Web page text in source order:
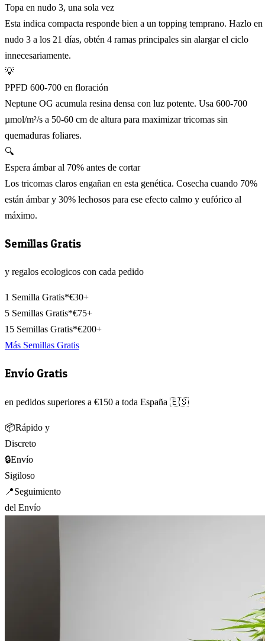
Topa en nudo 3, una sola vez
Esta indica compacta responde bien a un topping temprano. Hazlo en
nudo 3 a los 21 días, obtén 4 ramas principales sin alargar el ciclo
innecesariamente.
💡
PPFD 600-700 en floración
Neptune OG acumula resina densa con luz potente. Usa 600-700
µmol/m²/s a 50-60 cm de altura para maximizar tricomas sin
quemaduras foliares.
🔍
Espera ámbar al 70% antes de cortar
Los tricomas claros engañan en esta genética. Cosecha cuando 70%
están ámbar y 30% lechosos para ese efecto calmo y eufórico al
máximo.
Semillas Gratis
y regalos ecologicos con cada pedido
1 Semilla Gratis*€30+
5 Semillas Gratis*€75+
15 Semillas Gratis*€200+
Más Semillas Gratis
Envío Gratis
en pedidos superiores a €150 a toda España 🇪🇸
📦Rápido y
Discreto
🔒Envío
Sigiloso
📍Seguimiento
del Envío